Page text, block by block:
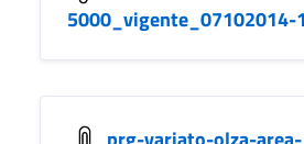
5000_vigente_07102014-